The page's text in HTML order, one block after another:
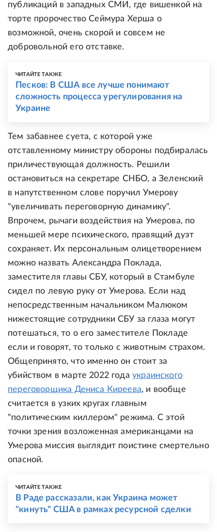
публикаций в западных СМИ, где вишенкой на
торте пророчество Сеймура Херша о
возможной, очень скорой и совсем не
добровольной его отставке.
ЧИТАЙТЕ ТАКЖЕ
Песков: В США все лучше понимают
сложность процесса урегулирования на
Украине
Тем забавнее суета, с которой уже
отставленному министру обороны подбиралась
приличествующая должность. Решили
остановиться на секретаре СНБО, а Зеленский
в напутственном слове поручил Умерову
"увеличивать переговорную динамику".
Впрочем, рычаги воздействия на Умерова, по
меньшей мере психического, правящий дуэт
сохраняет. Их персональным олицетворением
можно назвать Александра Поклада,
заместителя главы СБУ, который в Стамбуле
сидел по левую руку от Умерова. Если над
непосредственным начальником Малюком
нижестоящие сотрудники СБУ за глаза могут
потешаться, то о его заместителе Покладе
если и говорят, то только с животным страхом.
Общепринято, что именно он стоит за
убийством в марте 2022 годаукраинского
переговорщика Дениса Киреева, и вообще
считается в узких кругах главным
"политическим киллером" режима. С этой
точки зрения возложенная американцами на
Умерова миссия выглядит поистине смертельно
опасной.
ЧИТАЙТЕ ТАКЖЕ
В Раде рассказали, как Украина может
"кинуть" США в рамках ресурсной сделки